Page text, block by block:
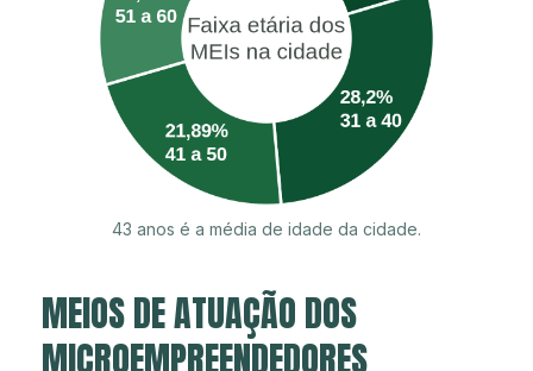
43 anos é a média de idade da cidade.
MEIOS DE ATUAÇÃO DOS
MICROEMPREENDEDORES